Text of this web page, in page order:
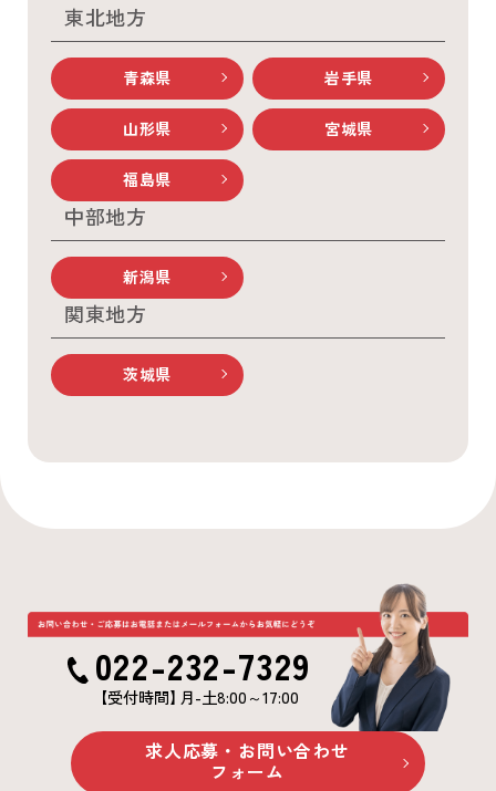
東北地方
青森県 岩手県
山形県 宮城県
福島県
中部地方
新潟県
関東地方
茨城県
022-232-7329
【受付時間】 月-土8:00～17:00
求人応募・お問い合わせ
フォーム